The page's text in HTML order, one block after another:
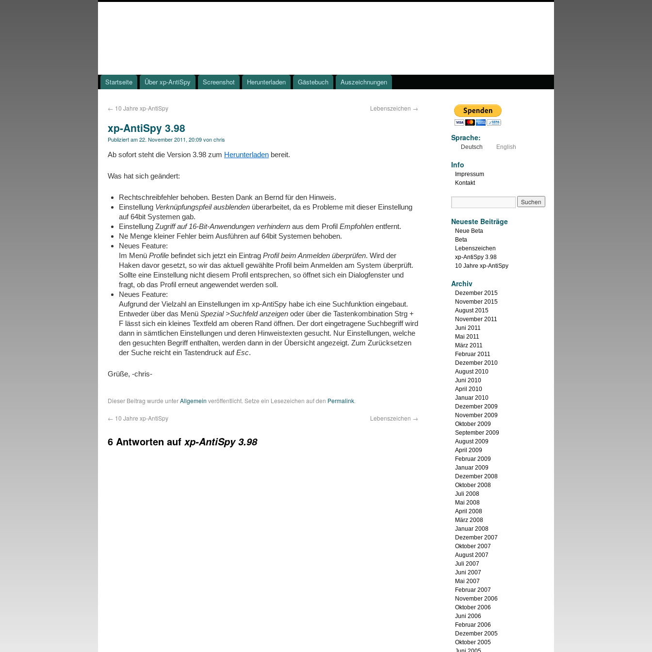
Startseite Über xp-AntiSpy Screenshot Herunterladen Gästebuch Auszeichnungen
← 10 Jahre xp-AntiSpy Lebenszeichen →
xp-AntiSpy 3.98
Publiziert am22. November 2011, 20:09vonchris
Ab sofort steht die Version 3.98 zum Herunterladen bereit.
Was hat sich geändert:
Rechtschreibfehler behoben. Besten Dank an Bernd für den Hinweis.
Einstellung Verknüpfungspfeil ausblendenüberarbeitet, da es Probleme mit dieser Einstellung
auf 64bit Systemen gab.
Einstellung Zugriff auf 16-Bit-Anwendungen verhindernaus dem Profil Empfohlenentfernt.
Ne Menge kleiner Fehler beim Ausführen auf 64bit Systemen behoben.
Neues Feature:
Im Menü Profilebefindet sich jetzt ein Eintrag Profil beim Anmelden überprüfen. Wird der
Haken davor gesetzt, so wir das aktuell gewählte Profil beim Anmelden am System überprüft.
Sollte eine Einstellung nicht diesem Profil entsprechen, so öffnet sich ein Dialogfenster und
fragt, ob das Profil erneut angewendet werden soll.
Neues Feature:
Aufgrund der Vielzahl an Einstellungen im xp-AntiSpy habe ich eine Suchfunktion eingebaut.
Entweder über das Menü Spezial >Suchfeld anzeigenoder über die Tastenkombination Strg +
F lässt sich ein kleines Textfeld am oberen Rand öffnen. Der dort eingetragene Suchbegriff wird
dann in sämtlichen Einstellungen und deren Hinweistexten gesucht. Nur Einstellungen, welche
den gesuchten Begriff enthalten, werden dann in der Übersicht angezeigt. Zum Zurücksetzen
der Suche reicht ein Tastendruck aufEsc.
Grüße, -chris-
Dieser Beitrag wurde unterAllgemein veröffentlicht. Setze ein Lesezeichen auf den Permalink.
← 10 Jahre xp-AntiSpy Lebenszeichen →
6 Antworten aufxp-AntiSpy 3.98
Sprache:
Deutsch English
Info
Impressum
Kontakt
Neueste Beiträge
Neue Beta
Beta
Lebenszeichen
xp-AntiSpy 3.98
10 Jahre xp-AntiSpy
Archiv
Dezember 2015
November 2015
August 2015
November 2011
Juni 2011
Mai 2011
März 2011
Februar 2011
Dezember 2010
August 2010
Juni 2010
April 2010
Januar 2010
Dezember 2009
November 2009
Oktober 2009
September 2009
August 2009
April 2009
Februar 2009
Januar 2009
Dezember 2008
Oktober 2008
Juli 2008
Mai 2008
April 2008
März 2008
Januar 2008
Dezember 2007
Oktober 2007
August 2007
Juli 2007
Juni 2007
Mai 2007
Februar 2007
November 2006
Oktober 2006
Juni 2006
Februar 2006
Dezember 2005
Oktober 2005